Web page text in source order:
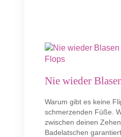
Nie wieder
Warum gibt es keine
schmerzenden Füße.
zwischen deinen
Badelatschen